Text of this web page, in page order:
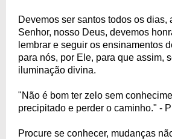
Devemos ser santos todos os dias,
Senhor, nosso Deus, devemos
lembrar e seguir os ensinamentos
para nós, por Ele, para que assim,
iluminação divina.
"Não é bom ter zelo sem
precipitado e perder o caminho." -
Procure se conhecer, mudanças